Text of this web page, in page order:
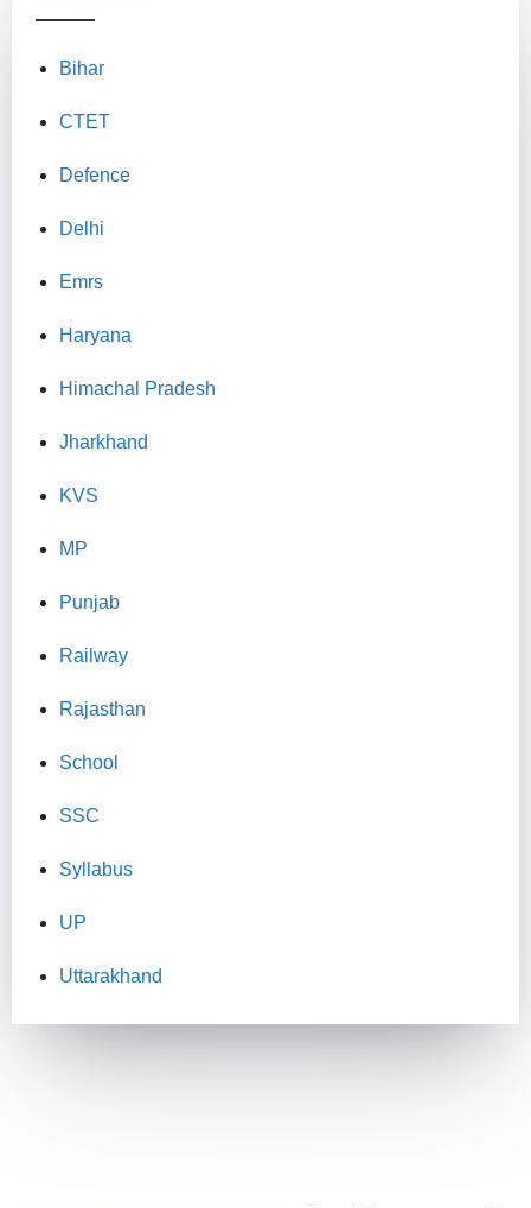
Bihar
CTET
Defence
Delhi
Emrs
Haryana
Himachal Pradesh
Jharkhand
KVS
MP
Punjab
Railway
Rajasthan
School
SSC
Syllabus
UP
Uttarakhand